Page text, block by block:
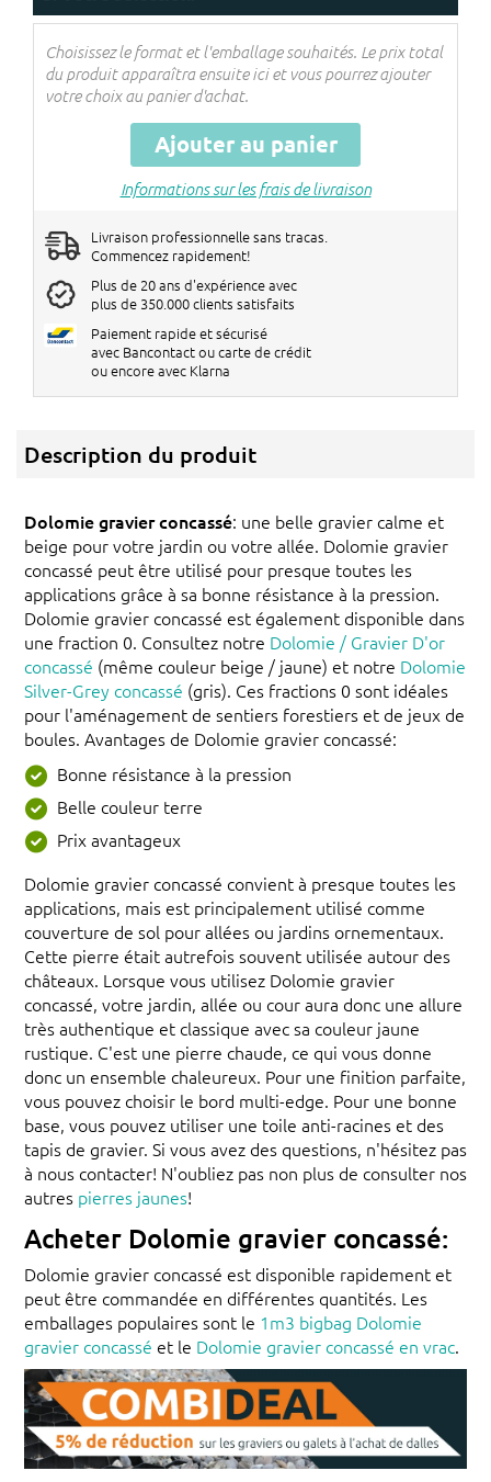
Choisissez le format et l'emballage souhaités. Le prix total
du produit apparaîtra ensuite ici et vous pourrez ajouter
votre choix au panier d'achat.
Ajouter au panier
Informations sur les frais de livraison
Livraison professionnelle sans tracas.
Commencez rapidement!
Plus de 20 ans d'expérience avec
plus de 350.000 clients satisfaits
Paiement rapide et sécurisé
avec Bancontact ou carte de crédit
ou encore avec Klarna
Description du produit
Dolomie gravier concassé: une belle gravier calme et
beige pour votre jardin ou votre allée. Dolomie gravier
concassé peut être utilisé pour presque toutes les
applications grâce à sa bonne résistance à la pression.
Dolomie gravier concassé est également disponible dans
une fraction 0. Consultez notre Dolomie / Gravier D'or
concassé (même couleur beige / jaune) et notre Dolomie
Silver-Grey concassé (gris). Ces fractions 0 sont idéales
pour l'aménagement de sentiers forestiers et de jeux de
boules. Avantages de Dolomie gravier concassé:
Bonne résistance à la pression
Belle couleur terre
Prix avantageux
Dolomie gravier concassé convient à presque toutes les
applications, mais est principalement utilisé comme
couverture de sol pour allées ou jardins ornementaux.
Cette pierre était autrefois souvent utilisée autour des
châteaux. Lorsque vous utilisez Dolomie gravier
concassé, votre jardin, allée ou cour aura donc une allure
très authentique et classique avec sa couleur jaune
rustique. C'est une pierre chaude, ce qui vous donne
donc un ensemble chaleureux. Pour une finition parfaite,
vous pouvez choisir le bord multi-edge. Pour une bonne
base, vous pouvez utiliser une toile anti-racines et des
tapis de gravier. Si vous avez des questions, n'hésitez pas
à nous contacter! N'oubliez pas non plus de consulter nos
autres pierres jaunes!
Acheter Dolomie gravier concassé:
Dolomie gravier concassé est disponible rapidement et
peut être commandée en différentes quantités. Les
emballages populaires sont le 1m3 bigbag Dolomie
gravier concassé et le Dolomie gravier concassé en vrac.